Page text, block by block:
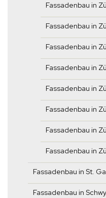
Fassadenbau in
Fassadenbau in
Fassadenbau in
Fassadenbau in
Fassadenbau in
Fassadenbau in
Fassadenbau in
Fassadenbau in
Fassadenbau in St.
Fassadenbau in